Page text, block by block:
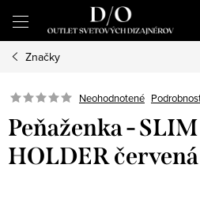
obsah
Značky
Neohodnotené
Peňaženka -
HOLDER červená